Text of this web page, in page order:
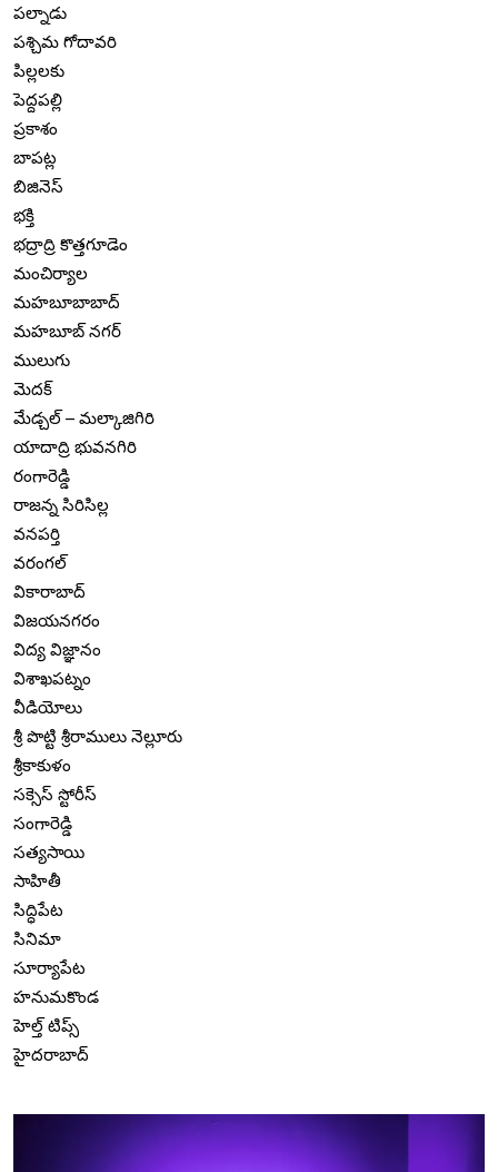
పల్నాడు
పశ్చిమ గోదావరి
పిల్లలకు
పెద్దపల్లి
ప్రకాశం
బాపట్ల
బిజినెస్
భక్తి
భద్రాద్రి కొత్తగూడెం
మంచిర్యాల
మహబూబాబాద్
మహబూబ్ నగర్
ములుగు
మెదక్
మేడ్చల్ – మల్కాజిగిరి
యాదాద్రి భువనగిరి
రంగారెడ్డి
రాజన్న సిరిసిల్ల
వనపర్తి
వరంగల్
వికారాబాద్
విజయనగరం
విద్య విజ్ఞానం
విశాఖపట్నం
వీడియోలు
శ్రీ పొట్టి శ్రీరాములు నెల్లూరు
శ్రీకాకుళం
సక్సెస్ స్టోరీస్
సంగారెడ్డి
సత్యసాయి
సాహితీ
సిద్ధిపేట
సినిమా
సూర్యాపేట
హనుమకొండ
హెల్త్ టిప్స్
హైదరాబాద్